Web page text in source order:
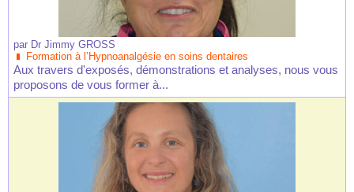
par Dr Jimmy GROSS
Formation à l’Hypnoanalgésie en soins dentaires
Aux travers d'exposés, démonstrations et analyses, nous vous
proposons de vous former à...